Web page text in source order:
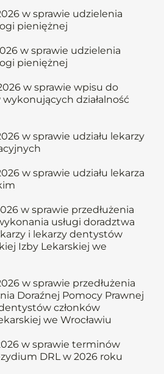
w sprawie udzielenia
pieniężnej
w sprawie udzielenia
pieniężnej
w sprawie wpisu do
działalność
w sprawie udziału lekarzy
w sprawie udziału lekarza
w sprawie przedłużenia
usługi doradztwa
i lekarzy dentystów
Izby Lekarskiej we
w sprawie przedłużenia
Doraźnej Pomocy Prawnej
członków
we Wrocławiu
w sprawie terminów
DRL w 2026 roku